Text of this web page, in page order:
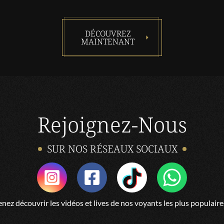
DÉCOUVREZ
MAINTENANT
Rejoignez-Nous
SUR NOS RÉSEAUX SOCIAUX
découvrir les vidéos et lives de nos voyants les plus